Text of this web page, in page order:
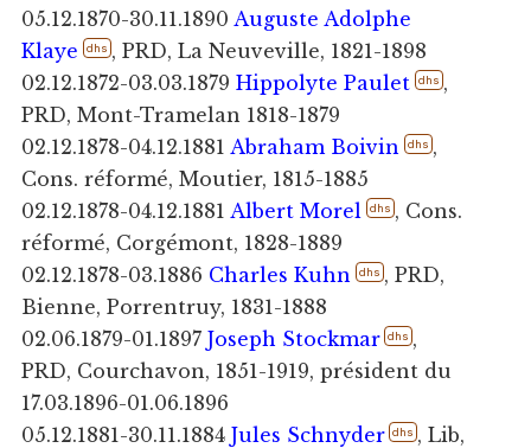
05.12.1870-30.11.1890 Auguste Adolphe
Klaye
dhs , PRD, La Neuveville, 1821-1898
02.12.1872-03.03.1879 Hippolyte Paulet dhs ,
PRD, Mont-Tramelan 1818-1879
02.12.1878-04.12.1881 Abraham Boivin dhs ,
Cons. réformé, Moutier, 1815-1885
02.12.1878-04.12.1881 Albert Morel dhs , Cons.
réformé, Corgémont, 1828-1889
02.12.1878-03.1886 Charles Kuhn dhs , PRD,
Bienne, Porrentruy, 1831-1888
02.06.1879-01.1897 Joseph Stockmar dhs ,
PRD, Courchavon, 1851-1919, président du
17.03.1896-01.06.1896
05.12.1881-30.11.1884 Jules Schnyder dhs , Lib,